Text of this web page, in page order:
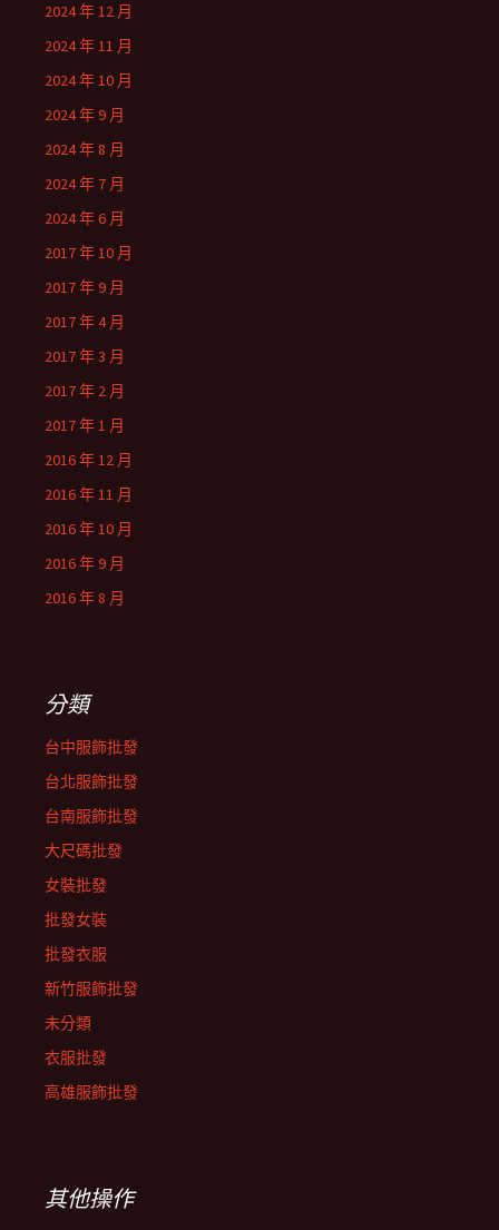
2024 年 12 月
2024 年 11 月
2024 年 10 月
2024 年 9 月
2024 年 8 月
2024 年 7 月
2024 年 6 月
2017 年 10 月
2017 年 9 月
2017 年 4 月
2017 年 3 月
2017 年 2 月
2017 年 1 月
2016 年 12 月
2016 年 11 月
2016 年 10 月
2016 年 9 月
2016 年 8 月
分類
台中服飾批發
台北服飾批發
台南服飾批發
大尺碼批發
女裝批發
批發女裝
批發衣服
新竹服飾批發
未分類
衣服批發
高雄服飾批發
其他操作